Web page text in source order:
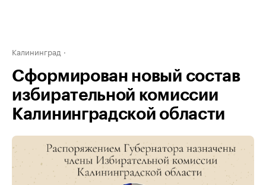
Калининград
Сформирован новый состав
избирательной комиссии
Калининградской области